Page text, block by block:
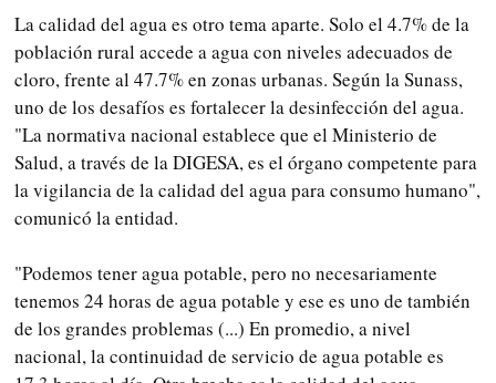
La calidad del agua es otro tema aparte. Solo el 4.7% de la
población rural accede a agua con niveles adecuados de
cloro, frente al 47.7% en zonas urbanas. Según la Sunass,
uno de los desafíos es fortalecer la desinfección del agua.
"La normativa nacional establece que el Ministerio de
Salud, a través de la DIGESA, es el órgano competente para
la vigilancia de la calidad del agua para consumo humano",
comunicó la entidad.
"Podemos tener agua potable, pero no necesariamente
tenemos 24 horas de agua potable y ese es uno de también
de los grandes problemas (...) En promedio, a nivel
nacional, la continuidad de servicio de agua potable es